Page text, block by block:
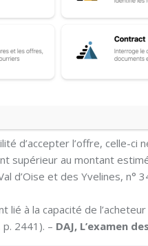
crédits budgétaires
les moyens de la financer,
d’accepter l’offre, celle-
supérieur au montant
d’Oise et des Yvelines, n°
lié à la capacité de
p. 2441). – DAJ, L’examen